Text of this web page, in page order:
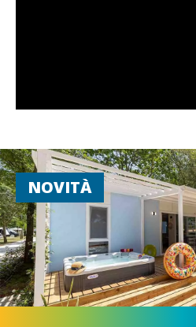
NOVITÀ